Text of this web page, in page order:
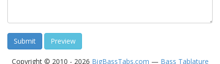
Copyright © 2010 - 2026 BigBassTabs.com — Bass Tablature